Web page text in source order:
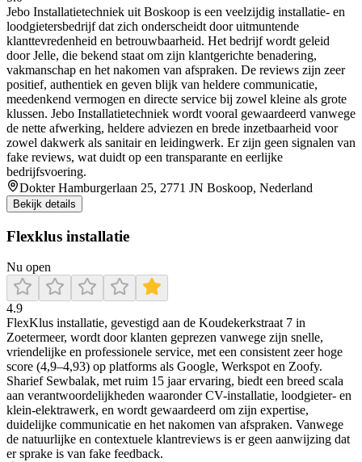
Jebo Installatietechniek uit Boskoop is een veelzijdig installatie- en
loodgietersbedrijf dat zich onderscheidt door uitmuntende
klanttevredenheid en betrouwbaarheid. Het bedrijf wordt geleid
door Jelle, die bekend staat om zijn klantgerichte benadering,
vakmanschap en het nakomen van afspraken. De reviews zijn zeer
positief, authentiek en geven blijk van heldere communicatie,
meedenkend vermogen en directe service bij zowel kleine als grote
klussen. Jebo Installatietechniek wordt vooral gewaardeerd vanwege
de nette afwerking, heldere adviezen en brede inzetbaarheid voor
zowel dakwerk als sanitair en leidingwerk. Er zijn geen signalen van
fake reviews, wat duidt op een transparante en eerlijke
bedrijfsvoering.
Dokter Hamburgerlaan 25, 2771 JN Boskoop, Nederland
Bekijk details
Flexklus installatie
Nu open
4.9
FlexKlus installatie, gevestigd aan de Koudekerkstraat 7 in
Zoetermeer, wordt door klanten geprezen vanwege zijn snelle,
vriendelijke en professionele service, met een consistent zeer hoge
score (4,9–4,93) op platforms als Google, Werkspot en Zoofy.
Sharief Sewbalak, met ruim 15 jaar ervaring, biedt een breed scala
aan verantwoordelijkheden waaronder CV-installatie, loodgieter- en
klein-elektrawerk, en wordt gewaardeerd om zijn expertise,
duidelijke communicatie en het nakomen van afspraken. Vanwege
de natuurlijke en contextuele klantreviews is er geen aanwijzing dat
er sprake is van fake feedback.